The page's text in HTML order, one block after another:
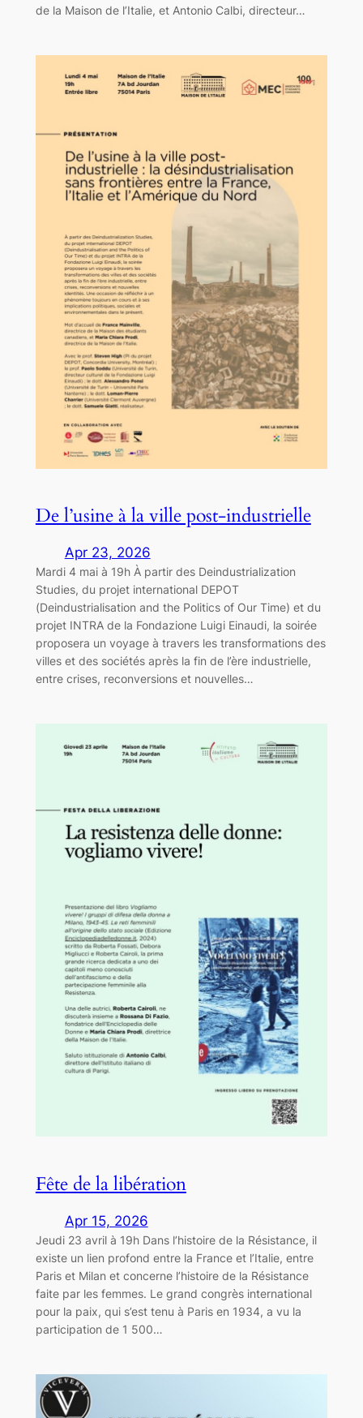
de la Maison de l’Italie, et Antonio Calbi, directeur…
De l’usine à la ville post-industrielle
Apr 23, 2026
Mardi 4 mai à 19h À partir des Deindustrialization
Studies, du projet international DEPOT
(Deindustrialisation and the Politics of Our Time) et du
projet INTRA de la Fondazione Luigi Einaudi, la soirée
proposera un voyage à travers les transformations des
villes et des sociétés après la fin de l’ère industrielle,
entre crises, reconversions et nouvelles…
Fête de la libération
Apr 15, 2026
Jeudi 23 avril à 19h Dans l’histoire de la Résistance, il
existe un lien profond entre la France et l’Italie, entre
Paris et Milan et concerne l’histoire de la Résistance
faite par les femmes. Le grand congrès international
pour la paix, qui s’est tenu à Paris en 1934, a vu la
participation de 1 500…